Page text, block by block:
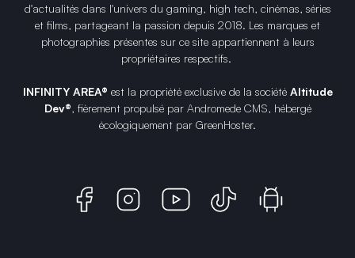
d'actualités dans l'univers du gaming, high tech, cinémas, séries
et films, partageant la passion depuis 2018. Les marques et
photographies présentes sur ce site appartiennent à leurs
propriétaires respectifs.
INFINITY AREA® est la propriété exclusive de la société Altitude
Dev®, fièrement propulsé par Andromede CMS, hébergé
écologiquement par GreenHoster.